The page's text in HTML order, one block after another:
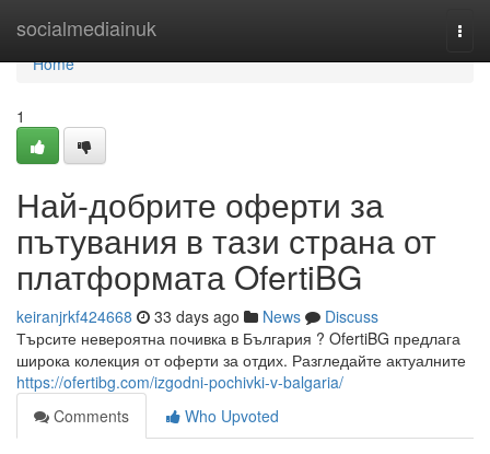
socialmediainuk
Home
Home
1
Най-добрите оферти за
пътувания в тази страна от
платформата OfertiBG
keiranjrkf424668 33 days ago News
Discuss
Търсите невероятна почивка в България ? OfertiBG предлага
широка колекция от оферти за отдих. Разгледайте актуалните
https://ofertibg.com/izgodni-pochivki-v-balgaria/
Comments
Who Upvoted